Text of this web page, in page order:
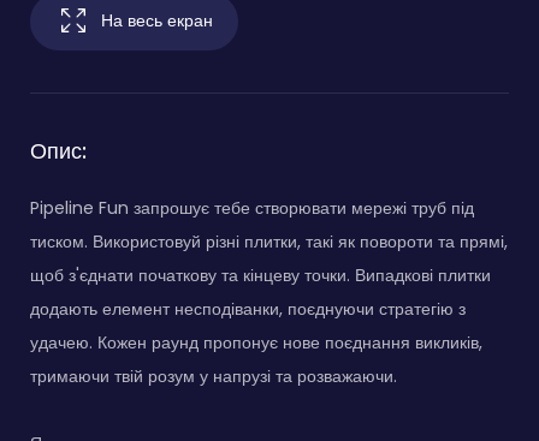
На весь екран
Опис:
Pipeline Fun запрошує тебе створювати мережі труб під
тиском. Використовуй різні плитки, такі як повороти та прямі,
щоб з'єднати початкову та кінцеву точки. Випадкові плитки
додають елемент несподіванки, поєднуючи стратегію з
удачею. Кожен раунд пропонує нове поєднання викликів,
тримаючи твій розум у напрузі та розважаючи.